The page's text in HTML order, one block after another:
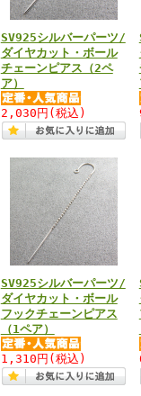
SV925シルバーパーツ/
ダイヤカット・ボール
チェーンピアス（2ペ
ア）
2,030円 (税込)
SV925シルバーパーツ/
ダイヤカット・ボール
フックチェーンピアス
（1ペア）
1,310円 (税込)